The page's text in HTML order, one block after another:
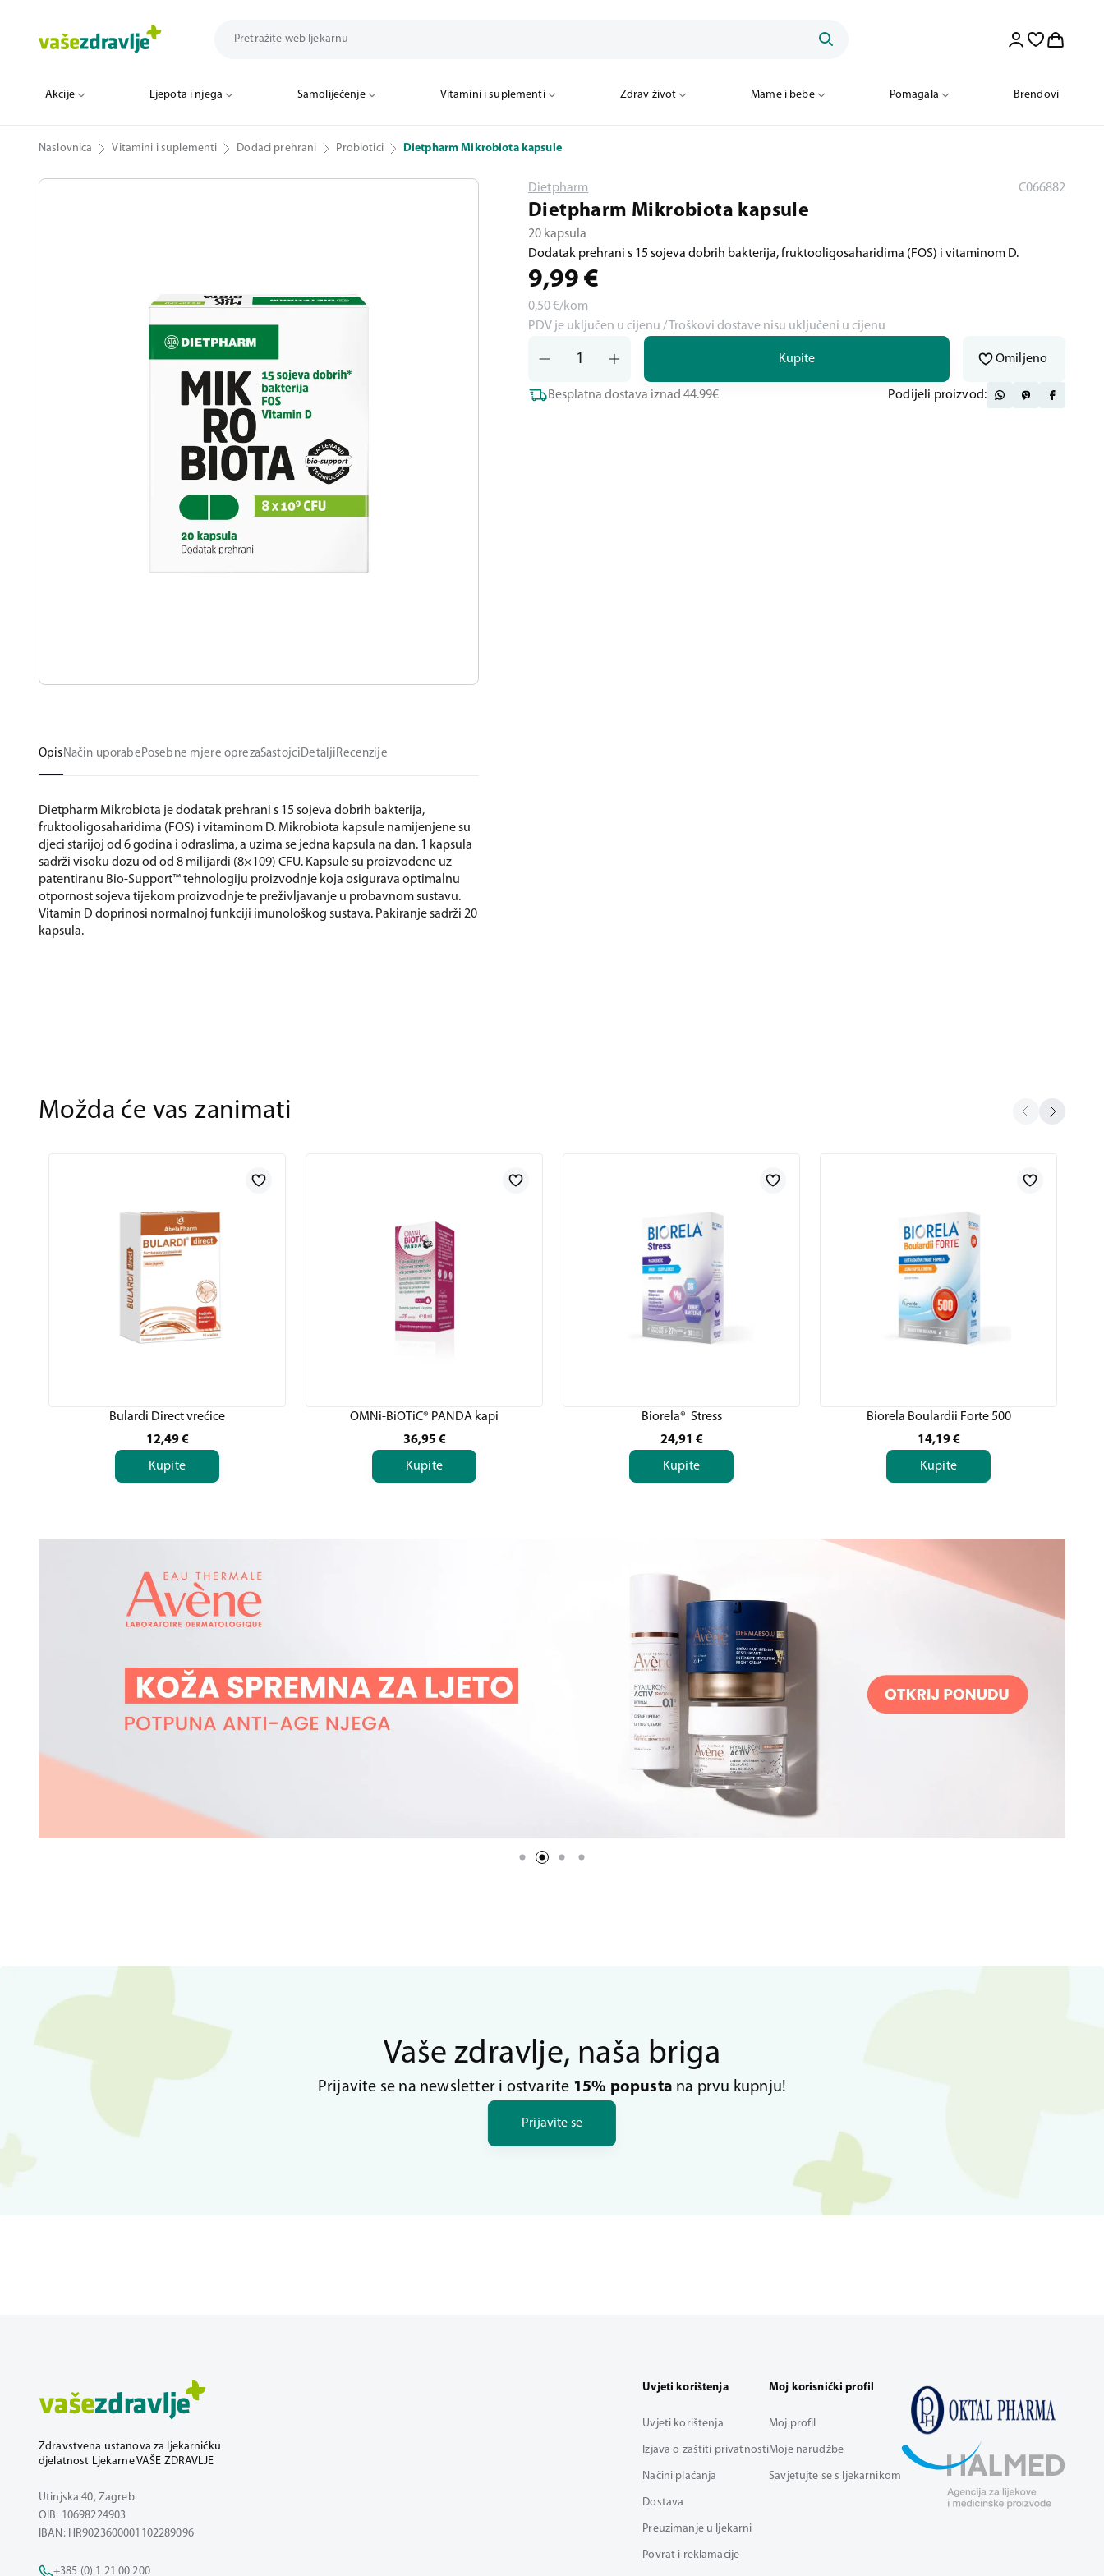
Akcije Ljepota i njega Samoliječenje Vitamini i suplementi Zdrav život Mame i bebe Pomagala Brendovi
Naslovnica Vitamini i suplementi Dodaci prehrani Probiotici Dietpharm Mikrobiota kapsule
OpisNačin uporabePosebne mjere oprezaSastojciDetaljiRecenzije
Dietpharm Mikrobiota je dodatak prehrani s 15 sojeva dobrih bakterija,
fruktooligosaharidima (FOS) i vitaminom D. Mikrobiota kapsule namijenjene su
djeci starijoj od 6 godina i odraslima, a uzima se jedna kapsula na dan. 1 kapsula
sadrži visoku dozu od od 8 milijardi (8×109) CFU. Kapsule su proizvodene uz
patentiranu Bio-Support™ tehnologiju proizvodnje koja osigurava optimalnu
otpornost sojeva tijekom proizvodnje te preživljavanje u probavnom sustavu.
Vitamin D doprinosi normalnoj funkciji imunološkog sustava. Pakiranje sadrži 20
kapsula.
Dietpharm C066882
Dietpharm Mikrobiota kapsule
20 kapsula
Dodatak prehrani s 15 sojeva dobrih bakterija, fruktooligosaharidima (FOS) i vitaminom D.
9,99 €
0,50€/kom
PDV je uključen u cijenu / Troškovi dostave nisu uključeni u cijenu
Kupite Omiljeno
Besplatna dostava iznad 44.99€ Podijeli proizvod:
Možda će vas zanimati
Bulardi Direct vrećice
12,49 €
Kupite
OMNi-BiOTiC® PANDA kapi
36,95 €
Kupite
Biorela® Stress
24,91 €
Kupite
Biorela Boulardii Forte 500
14,19 €
Kupite
Vaše zdravlje, naša briga
Prijavite se na newsletter i ostvarite 15% popusta na prvu kupnju!
Prijavite se
Zdravstvena ustanova za ljekarničku
djelatnost Ljekarne VAŠE ZDRAVLJE
Utinjska 40, Zagreb
OIB: 10698224903
IBAN: HR9023600001102289096
+385 (0) 1 21 00 200
Uvjeti korištenja
Uvjeti korištenja
Izjava o zaštiti privatnosti
Načini plaćanja
Dostava
Preuzimanje u ljekarni
Povrat i reklamacije
Moj korisnički profil
Moj profil
Moje narudžbe
Savjetujte se s ljekarnikom